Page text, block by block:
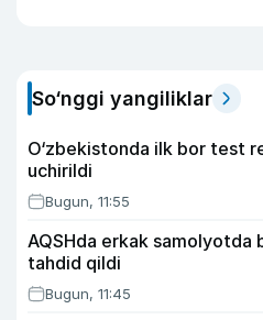
So‘nggi yangiliklar
O‘zbekistonda ilk bor test
uchirildi
Bugun, 11:55
AQSHda erkak samolyotda
tahdid qildi
Bugun, 11:45